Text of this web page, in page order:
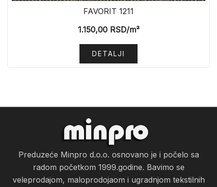
FAVORIT 1211
1.150,00RSD/m²
DETALJI
Preduzeće Minpro d.o.o. osnovano je i počelo sa
radom početkom 1999.godine. Bavimo se
veleprodajom, maloprodojaom i ugradnjom tekstilnih